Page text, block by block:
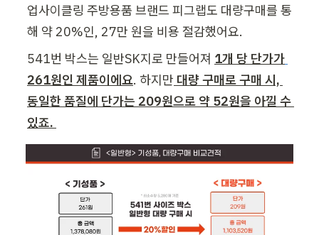
업사이클링 주방용품 브랜드 피그랩도 대량구매를 통
해 약 20%인, 27만 원을 비용 절감했어요.
541번 박스는 일반SK지로 만들어져 1개 당 단가가
261원인 제품이에요. 하지만 대량 구매로 구매 시,
동일한 품질에 단가는 209원으로 약 52원을 아낄 수
있죠.